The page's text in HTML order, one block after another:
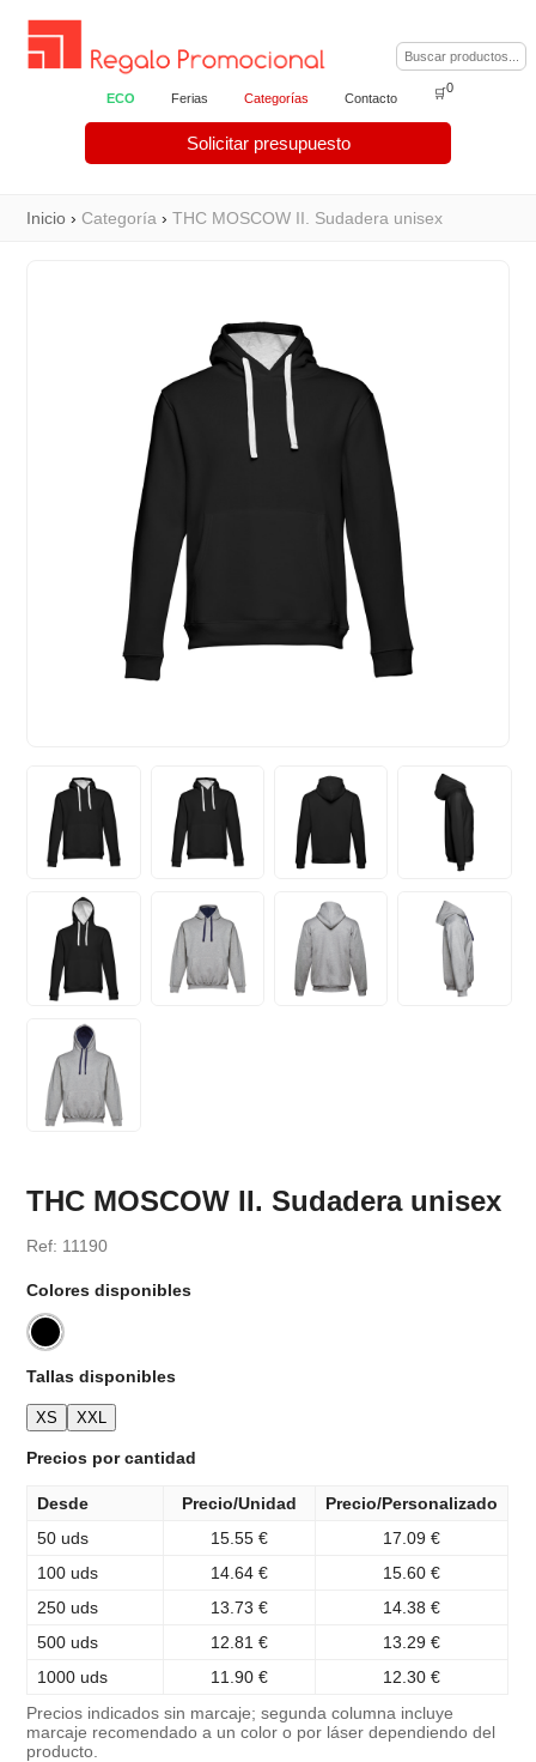
ECO Ferias Categorías Contacto
Solicitar presupuesto
🛒0
Inicio ›Categoría ›THC MOSCOW II. Sudadera unisex
THC MOSCOW II. Sudadera unisex
Ref: 11190
Colores disponibles
Tallas disponibles
XS XXL
Precios por cantidad
Desde Precio/Unidad
Precio/Personalizado
50 uds
15.55 €
17.09 €
100 uds
14.64 €
15.60 €
250 uds
13.73 €
14.38 €
500 uds
12.81 €
13.29 €
1000 uds
11.90 € 12.30 €
Precios indicados sin marcaje; segunda columna incluye
marcaje recomendado a un color o por láser dependiendo del
producto.